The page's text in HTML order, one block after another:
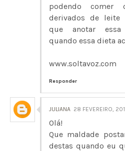
podendo comer
derivados de leite
que anotar
quando essa dieta
www.soltavoz.com
Responder
JULIANA 28 FEVEREIRO,
Olá!
Que maldade
destas quando eu